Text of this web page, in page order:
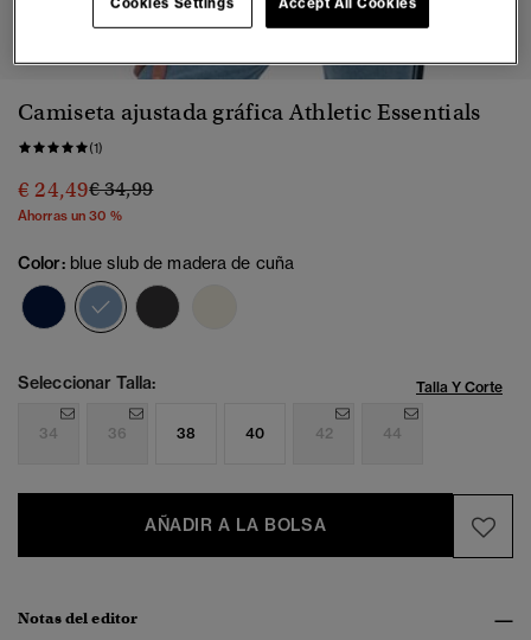
1 2 4 5 6
Camiseta ajustada gráfica Athletic Essentials
(1)
€ 24,49Precio rebajado de
€ 34,99a
Ahorras un 30 %
Color: blue slub de madera de cuña
seleccionado
Seleccionar Talla: Talla Y Corte
34 36 38 40 42 44
AÑADIR A LA BOLSA
Notas del editor
Accept All Cookies
Cookies Settings